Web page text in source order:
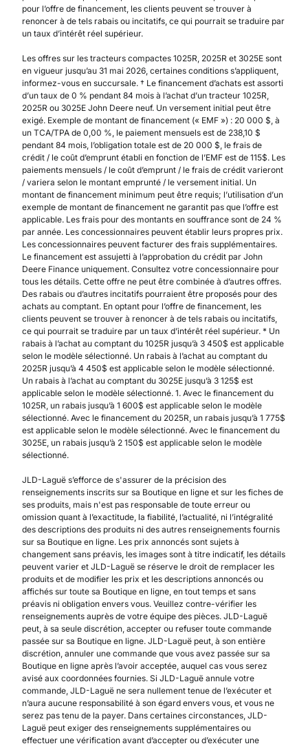
pour l’offre de financement, les clients peuvent se trouver à
renoncer à de tels rabais ou incitatifs, ce qui pourrait se traduire par
un taux d’intérêt réel supérieur.
Les offres sur les tracteurs compactes 1025R, 2025R et 3025E sont
en vigueur jusqu’au 31 mai 2026, certaines conditions s’appliquent,
informez-vous en succursale. † Le financement d’achats est assorti
d’un taux de 0 % pendant 84 mois à l’achat d’un tracteur 1025R,
2025R ou 3025E John Deere neuf. Un versement initial peut être
exigé. Exemple de montant de financement (« EMF ») : 20 000 $, à
un TCA/TPA de 0,00 %, le paiement mensuels est de 238,10 $
pendant 84 mois, l’obligation totale est de 20 000 $, le frais de
crédit / le coût d’emprunt établi en fonction de l’EMF est de 115$. Les
paiements mensuels / le coût d’emprunt / le frais de crédit varieront
/ variera selon le montant emprunté / le versement initial. Un
montant de financement minimum peut être requis; l’utilisation d’un
exemple de montant de financement ne garantit pas que l’offre est
applicable. Les frais pour des montants en souffrance sont de 24 %
par année. Les concessionnaires peuvent établir leurs propres prix.
Les concessionnaires peuvent facturer des frais supplémentaires.
Le financement est assujetti à l’approbation du crédit par John
Deere Finance uniquement. Consultez votre concessionnaire pour
tous les détails. Cette offre ne peut être combinée à d’autres offres.
Des rabais ou d’autres incitatifs pourraient être proposés pour des
achats au comptant. En optant pour l’offre de financement, les
clients peuvent se trouver à renoncer à de tels rabais ou incitatifs,
ce qui pourrait se traduire par un taux d’intérêt réel supérieur. * Un
rabais à l’achat au comptant du 1025R jusqu’à 3 450$ est applicable
selon le modèle sélectionné. Un rabais à l’achat au comptant du
2025R jusqu’à 4 450$ est applicable selon le modèle sélectionné.
Un rabais à l’achat au comptant du 3025E jusqu’à 3 125$ est
applicable selon le modèle sélectionné. 1. Avec le financement du
1025R, un rabais jusqu’à 1 600$ est applicable selon le modèle
sélectionné. Avec le financement du 2025R, un rabais jusqu’à 1 775$
est applicable selon le modèle sélectionné. Avec le financement du
3025E, un rabais jusqu’à 2 150$ est applicable selon le modèle
sélectionné.
JLD-Laguë s’efforce de s'assurer de la précision des
renseignements inscrits sur sa Boutique en ligne et sur les fiches de
ses produits, mais n'est pas responsable de toute erreur ou
omission quant à l’exactitude, la fiabilité, l’actualité, ni l’intégralité
des descriptions des produits ni des autres renseignements fournis
sur sa Boutique en ligne. Les prix annoncés sont sujets à
changement sans préavis, les images sont à titre indicatif, les détails
peuvent varier et JLD-Laguë se réserve le droit de remplacer les
produits et de modifier les prix et les descriptions annoncés ou
affichés sur toute sa Boutique en ligne, en tout temps et sans
préavis ni obligation envers vous. Veuillez contre-vérifier les
renseignements auprès de votre équipe des pièces. JLD-Laguë
peut, à sa seule discrétion, accepter ou refuser toute commande
passée sur sa Boutique en ligne. JLD-Laguë peut, à son entière
discrétion, annuler une commande que vous avez passée sur sa
Boutique en ligne après l’avoir acceptée, auquel cas vous serez
avisé aux coordonnées fournies. Si JLD-Laguë annule votre
commande, JLD-Laguë ne sera nullement tenue de l’exécuter et
n’aura aucune responsabilité à son égard envers vous, et vous ne
serez pas tenu de la payer. Dans certaines circonstances, JLD-
Laguë peut exiger des renseignements supplémentaires ou
effectuer une vérification avant d’accepter ou d’exécuter une